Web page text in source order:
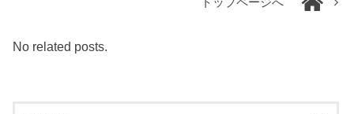
No related posts.